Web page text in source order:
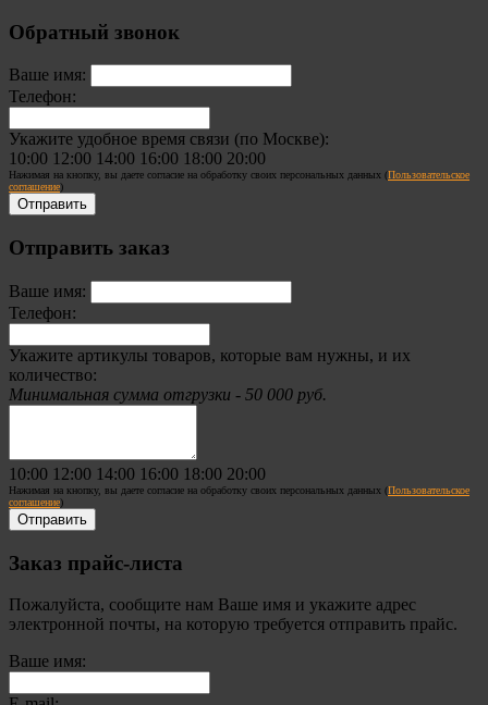
Обратный звонок
Ваше имя:
Телефон:
Укажите удобное время связи (по Москве):
10:00 12:00 14:00 16:00 18:00 20:00
Нажимая на кнопку, вы даете согласие на обработку своих персональных данных (Пользовательское
соглашение)
Отправить заказ
Ваше имя:
Телефон:
Укажите артикулы товаров, которые вам нужны, и их
количество:
Минимальная сумма отгрузки - 50 000 руб.
10:00 12:00 14:00 16:00 18:00 20:00
Нажимая на кнопку, вы даете согласие на обработку своих персональных данных (Пользовательское
соглашение)
Заказ прайс-листа
Пожалуйста, сообщите нам Ваше имя и укажите адрес
электронной почты, на которую требуется отправить прайс.
Ваше имя: